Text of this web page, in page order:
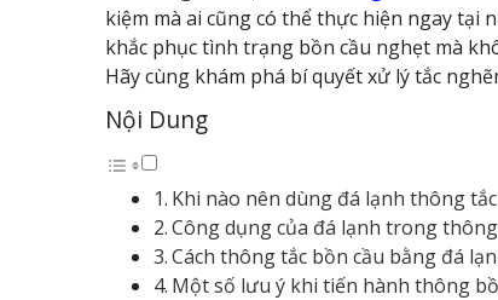
kiệm mà ai cũng có thể thực hiện ngay tại
khắc phục tình trạng bồn cầu nghẹt mà
Hãy cùng khám phá bí quyết xử lý tắc
Nội Dung
Khi nào nên dùng đá lạnh thông
Công dụng của đá lạnh trong
Cách thông tắc bồn cầu bằng đá
Một số lưu ý khi tiến hành thông